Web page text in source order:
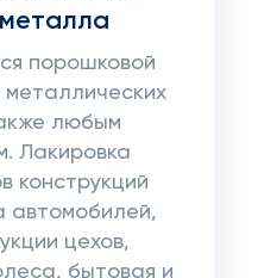
порошковой
любым
Лакировка
конструкций
автомобилей,
цехов,
бытовая и